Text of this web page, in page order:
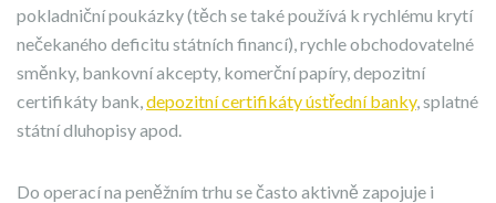
pokladniční poukázky (těch se také používá k rychlému krytí
nečekaného deficitu státních financí), rychle obchodovatelné
směnky, bankovní akcepty, komerční papíry, depozitní
certifikáty bank,depozitní certifikáty ústřední banky, splatné
státní dluhopisy apod.
Do operací na peněžním trhu se často aktivně zapojuje i